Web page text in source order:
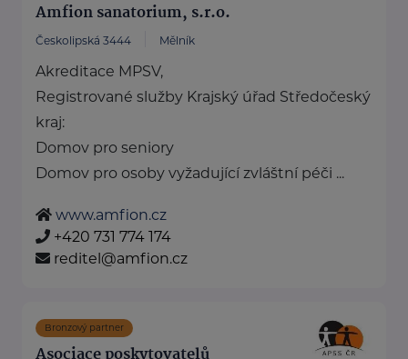
Amfion sanatorium, s.r.o.
Českolipská 3444 Mělník
Akreditace MPSV,
Registrované služby Krajský úřad Středočeský
kraj:
Domov pro seniory
Domov pro osoby vyžadující zvláštní péči ...
www.amfion.cz
+420 731 774 174
reditel@amfion.cz
Bronzový partner